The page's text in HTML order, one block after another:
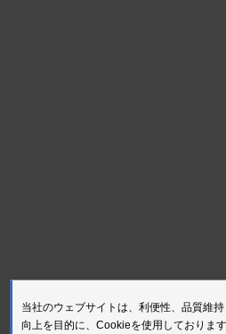
当社のウェブサイトは、利便性、品質維持
向上を目的に、Cookieを使用しております